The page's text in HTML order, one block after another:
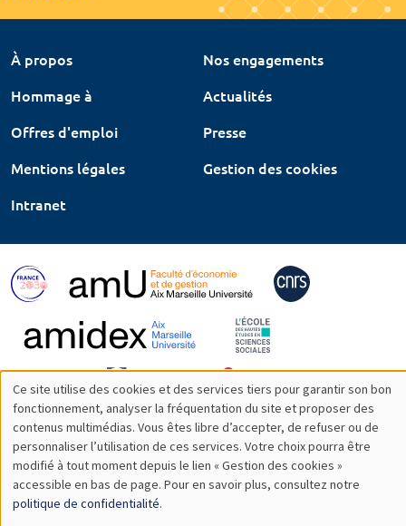
À propos
Nos engagements
Hommage à
Actualités
Offres d'emploi
Presse
Mentions légales
Gestion des cookies
Intranet
Utilisation
des
données
personnelles
Ce site utilise des cookies et des services tiers pour garantir son bon
fonctionnement, analyser la fréquentation du site et proposer des
contenus multimédias. Vous êtes libre d’accepter, de refuser ou de
personnaliser l’utilisation de ces services. Votre choix pourra être
modifié à tout moment depuis le lien « Gestion des cookies »
accessible en bas de page. Pour en savoir plus, consultez notre
politique de confidentialité.